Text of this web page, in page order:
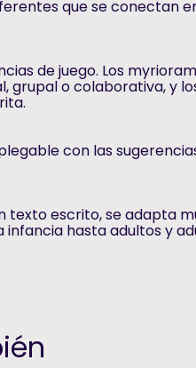
que se conectan
de juego. Los
grupal o colaborativa, y
con las
texto escrito, se adapta
infancia hasta adultos y